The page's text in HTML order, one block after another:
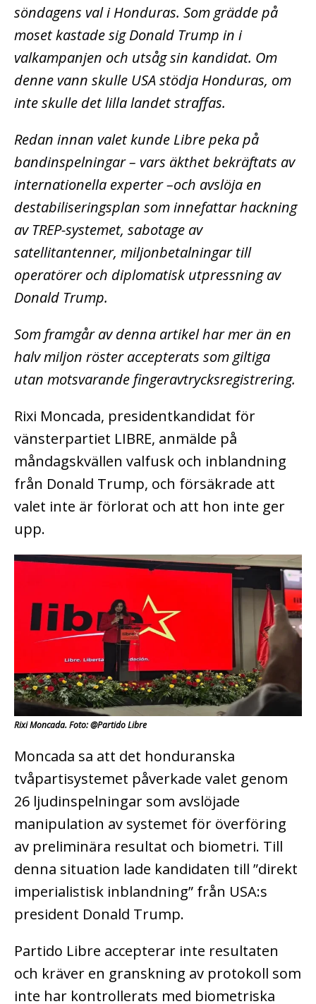
söndagens val i Honduras. Som grädde på
moset kastade sig Donald Trump in i
valkampanjen och utsåg sin kandidat. Om
denne vann skulle USA stödja Honduras, om
inte skulle det lilla landet straffas.
Redan innan valet kunde Libre peka på
bandinspelningar – vars äkthet bekräftats av
internationella experter –och avslöja en
destabiliseringsplan som innefattar hackning
av TREP-systemet, sabotage av
satellitantenner, miljonbetalningar till
operatörer och diplomatisk utpressning av
Donald Trump.
Som framgår av denna artikel har mer än en
halv miljon röster accepterats som giltiga
utan motsvarande fingeravtrycksregistrering.
Rixi Moncada, presidentkandidat för
vänsterpartiet LIBRE, anmälde på
måndagskvällen valfusk och inblandning
från Donald Trump, och försäkrade att
valet inte är förlorat och att hon inte ger
upp.
Rixi Moncada. Foto: @Partido Libre
Moncada sa att det honduranska
tvåpartisystemet påverkade valet genom
26 ljudinspelningar som avslöjade
manipulation av systemet för överföring
av preliminära resultat och biometri. Till
denna situation lade kandidaten till ”direkt
imperialistisk inblandning” från USA:s
president Donald Trump.
Partido Libre accepterar inte resultaten
och kräver en granskning av protokoll som
inte har kontrollerats med biometriska